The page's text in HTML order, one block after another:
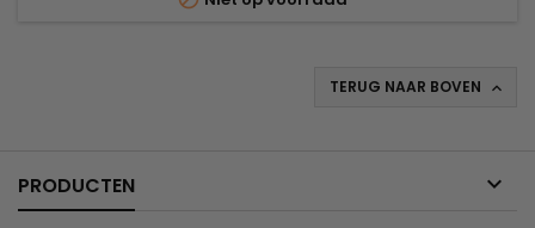
TERUG NAAR BOVEN 
PRODUCTEN 